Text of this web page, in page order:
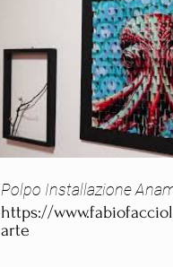
Polpo Installazione
https://
arte